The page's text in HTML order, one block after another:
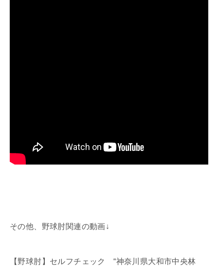
その他、野球肘関連の動画↓
【野球肘】セルフチェック “神奈川県大和市中央林